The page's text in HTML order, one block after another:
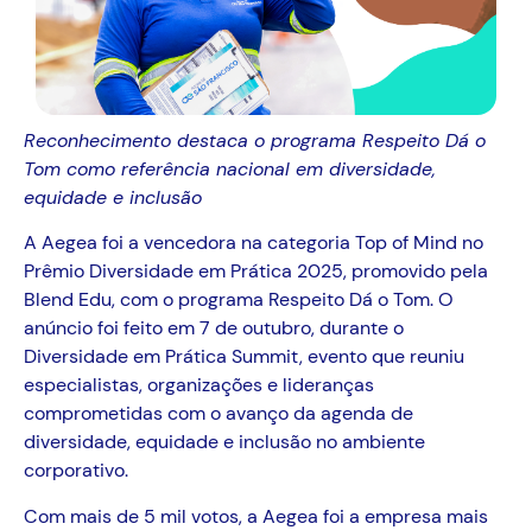
Reconhecimento destaca o programa Respeito Dá o
Tom como referência nacional em diversidade,
equidade e inclusão
A Aegea foi a vencedora na categoria Top of Mind no
Prêmio Diversidade em Prática 2025, promovido pela
Blend Edu, com o programa Respeito Dá o Tom. O
anúncio foi feito em 7 de outubro, durante o
Diversidade em Prática Summit, evento que reuniu
especialistas, organizações e lideranças
comprometidas com o avanço da agenda de
diversidade, equidade e inclusão no ambiente
corporativo.
Com mais de 5 mil votos, a Aegea foi a empresa mais